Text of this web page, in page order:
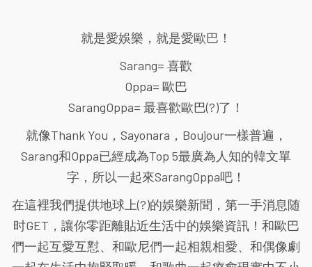
就是愛娛樂，就是愛歐巴！
Sarang= 喜歡
Oppa= 歐巴
SarangOppa= 最喜歡歐巴(?)了！
就像Thank You，Sayonara，Boujour一樣普遍，
Sarang和Oppa已經成為Top 5最廣為人知的韓文單
字，所以一起來SarangOppa吧！
在這裡我們提供地球上(?)的娛樂新聞，第一手消息随
时GET，讓你零距離貼近生活中的娛樂資訊！和歐巴
們一起互愛互懟、和歐尼們一起相親相愛、和偶像劇